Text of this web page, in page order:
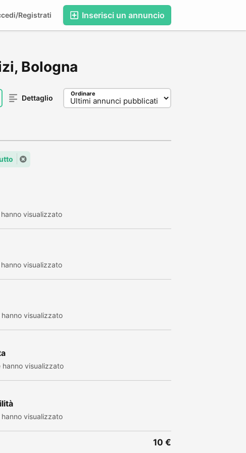
Inserisci un annuncio
Registrati
Bologna
Dettaglio Ordinare
visualizzato
visualizzato
visualizzato
visualizzato
visualizzato
10 €